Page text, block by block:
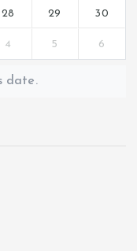
28 29 30
4 5 6
date.